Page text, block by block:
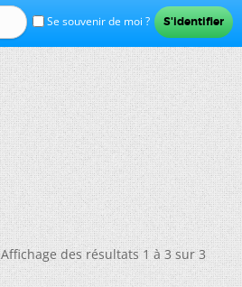
Se souvenir de moi ?
Affichage des résultats 1 à 3 sur 3